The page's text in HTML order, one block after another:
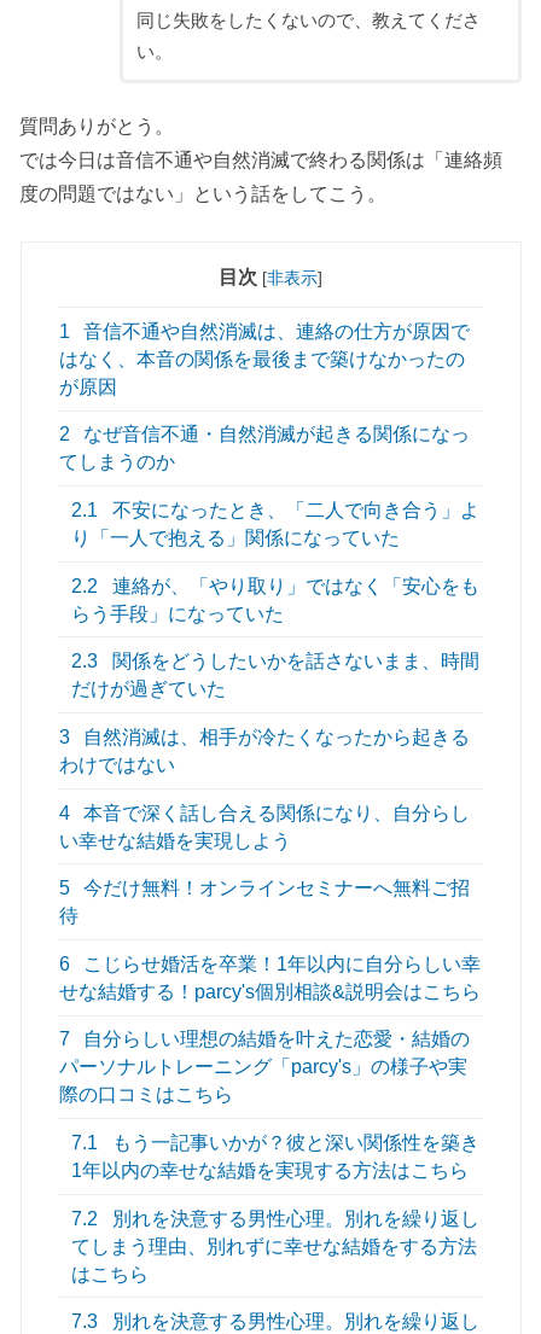
同じ失敗をしたくないので、教えてくださ
い。
質問ありがとう。
では今日は音信不通や自然消滅で終わる関係は「連絡頻
度の問題ではない」という話をしてこう。
目次 [非表示]
1
音信不通や自然消滅は、連絡の仕方が原因で
はなく、本音の関係を最後まで築けなかったの
が原因
2
なぜ音信不通・自然消滅が起きる関係になっ
てしまうのか
2.1
不安になったとき、「二人で向き合う」よ
り「一人で抱える」関係になっていた
2.2
連絡が、「やり取り」ではなく「安心をも
らう手段」になっていた
2.3
関係をどうしたいかを話さないまま、時間
だけが過ぎていた
3
自然消滅は、相手が冷たくなったから起きる
わけではない
4
本音で深く話し合える関係になり、自分らし
い幸せな結婚を実現しよう
5
今だけ無料！オンラインセミナーへ無料ご招
待
6
こじらせ婚活を卒業！1年以内に自分らしい幸
せな結婚する！parcy's個別相談&説明会はこちら
7
自分らしい理想の結婚を叶えた恋愛・結婚の
パーソナルトレーニング「parcy's」の様子や実
際の口コミはこちら
7.1
もう一記事いかが？彼と深い関係性を築き
1年以内の幸せな結婚を実現する方法はこちら
7.2
別れを決意する男性心理。別れを繰り返し
てしまう理由、別れずに幸せな結婚をする方法
はこちら
7.3
別れを決意する男性心理。別れを繰り返し